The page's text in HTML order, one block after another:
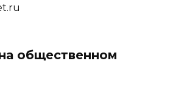
общественном